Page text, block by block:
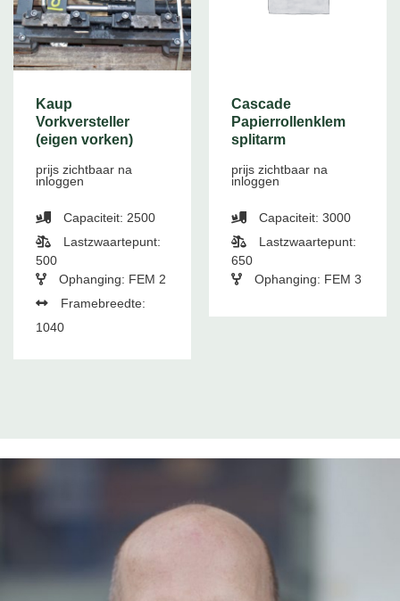
Kaup
Vorkversteller
(eigen vorken)
prijs zichtbaar na
inloggen
Capaciteit: 2500
Lastzwaartepunt:
500
Ophanging: FEM 2
Framebreedte:
1040
Cascade
Papierrollenklem
splitarm
prijs zichtbaar na
inloggen
Capaciteit: 3000
Lastzwaartepunt:
650
Ophanging: FEM 3